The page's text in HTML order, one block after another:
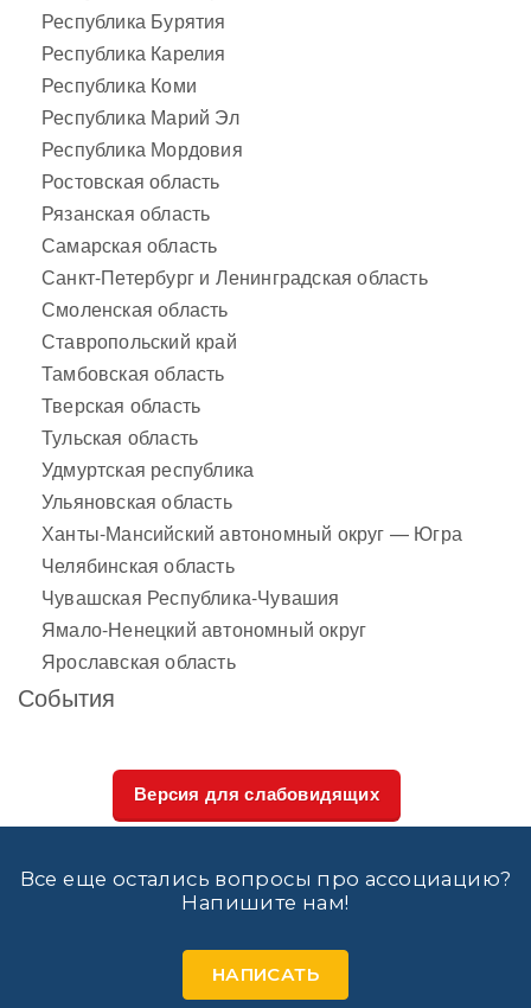
Республика Бурятия
Республика Карелия
Республика Коми
Республика Марий Эл
Республика Мордовия
Ростовская область
Рязанская область
Самарская область
Санкт-Петербург и Ленинградская область
Смоленская область
Ставропольский край
Тамбовская область
Тверская область
Тульская область
Удмуртская республика
Ульяновская область
Ханты-Мансийский автономный округ — Югра
Челябинская область
Чувашская Республика-Чувашия
Ямало-Ненецкий автономный округ
Ярославская область
События
Версия для слабовидящих
Все еще остались вопросы про ассоциацию?
Напишите нам!
НАПИСАТЬ